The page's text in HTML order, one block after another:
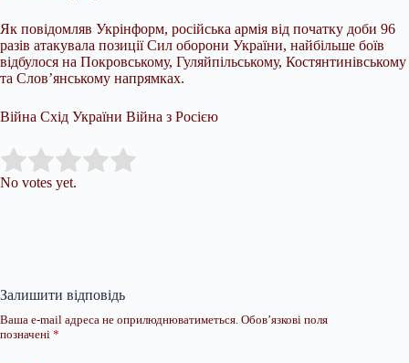
Як повідомляв Укрінформ, російська армія від початку доби 96
разів атакувала позиції Сил оборони України, найбільше боїв
відбулося на Покровському, Гуляйпільському, Костянтинівському
та Слов’янському напрямках.
Війна Схід України Війна з Росією
Rate this item:
No votes yet.
Залишити відповідь
Ваша e-mail адреса не оприлюднюватиметься. Обов’язкові поля
позначені *